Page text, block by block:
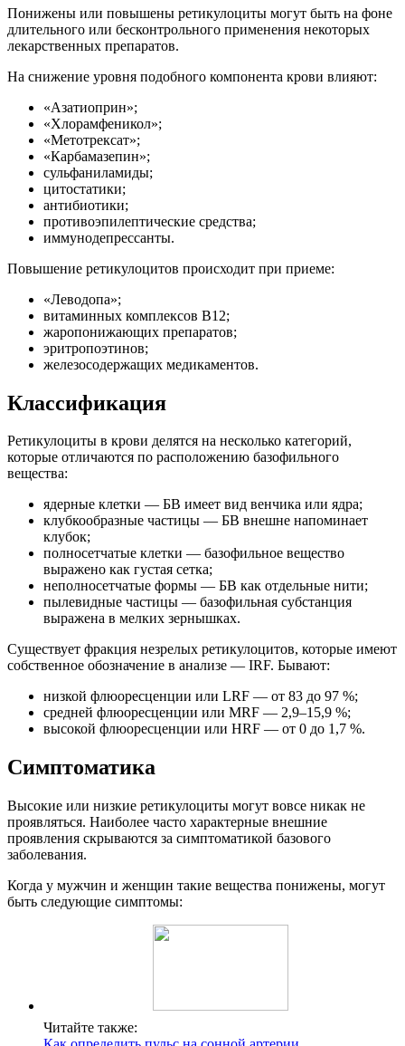
Понижены или повышены ретикулоциты могут быть на фоне
длительного или бесконтрольного применения некоторых
лекарственных препаратов.
На снижение уровня подобного компонента крови влияют:
«Азатиоприн»;
«Хлорамфеникол»;
«Метотрексат»;
«Карбамазепин»;
сульфаниламиды;
цитостатики;
антибиотики;
противоэпилептические средства;
иммунодепрессанты.
Повышение ретикулоцитов происходит при приеме:
«Леводопа»;
витаминных комплексов В12;
жаропонижающих препаратов;
эритропоэтинов;
железосодержащих медикаментов.
Классификация
Ретикулоциты в крови делятся на несколько категорий,
которые отличаются по расположению базофильного
вещества:
ядерные клетки — БВ имеет вид венчика или ядра;
клубкообразные частицы — БВ внешне напоминает
клубок;
полносетчатые клетки — базофильное вещество
выражено как густая сетка;
неполносетчатые формы — БВ как отдельные нити;
пылевидные частицы — базофильная субстанция
выражена в мелких зернышках.
Существует фракция незрелых ретикулоцитов, которые имеют
собственное обозначение в анализе — IRF. Бывают:
низкой флюоресценции или LRF — от 83 до 97 %;
средней флюоресценции или MRF — 2,9–15,9 %;
высокой флюоресценции или HRF — от 0 до 1,7 %.
Симптоматика
Высокие или низкие ретикулоциты могут вовсе никак не
проявляться. Наиболее часто характерные внешние
проявления скрываются за симптоматикой базового
заболевания.
Когда у мужчин и женщин такие вещества понижены, могут
быть следующие симптомы:
Читайте также: